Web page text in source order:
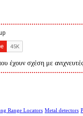
έχουν σχέση με
Range Locators Metal detectors